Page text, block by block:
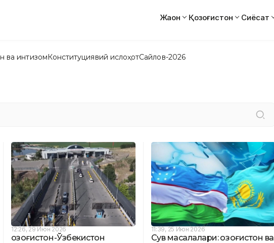
Жаҳон Қозоғистон Сиёсат
ва интизомКонституциявий ислоҳотСайлов-2026
12:26, 29 Июн 2026
Қозоғистон-Ўзбекистон
11:39, 25 Июн 2026
Сув масалалари: Қозоғистон ва